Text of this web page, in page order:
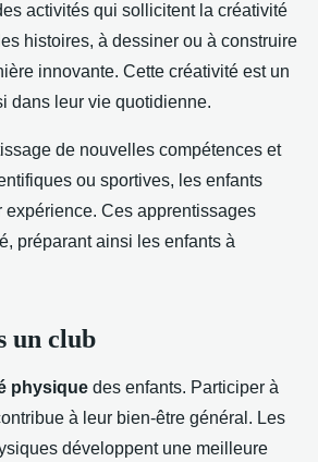
activités qui sollicitent la créativité
histoires, à dessiner ou à construire
innovante. Cette créativité est un
dans leur vie quotidienne.
de nouvelles compétences et
ou sportives, les enfants
Ces apprentissages
préparant ainsi les enfants à
un club
physique des enfants. Participer à
à leur bien-être général. Les
développent une meilleure